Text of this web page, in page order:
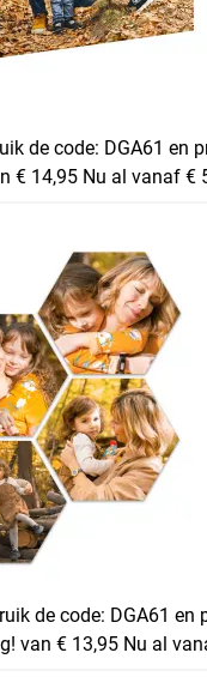
de code: DGA61 en
€ 14,95 Nu al vanaf €
de code: DGA61 en
van € 13,95 Nu al